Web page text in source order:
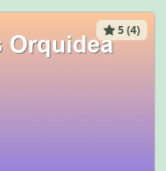
5 (4)